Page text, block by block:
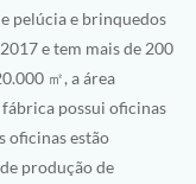
pelúcia e brinquedos
e tem mais de 200
㎡, a área
possui oficinas
oficinas estão
produção de